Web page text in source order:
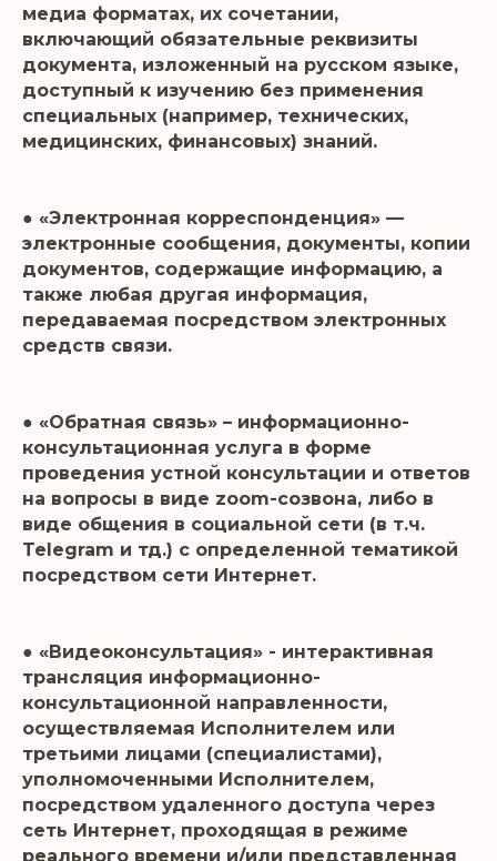
медиа форматах, их сочетании,
включающий обязательные реквизиты
документа, изложенный на русском языке,
доступный к изучению без применения
специальных (например, технических,
медицинских, финансовых) знаний.
● «Электронная корреспонденция» —
электронные сообщения, документы, копии
документов, содержащие информацию, а
также любая другая информация,
передаваемая посредством электронных
средств связи.
● «Обратная связь» – информационно-
консультационная услуга в форме
проведения устной консультации и ответов
на вопросы в виде zoom-созвона, либо в
виде общения в социальной сети (в т.ч.
Telegram и тд.) с определенной тематикой
посредством сети Интернет.
● «Видеоконсультация» - интерактивная
трансляция информационно-
консультационной направленности,
осуществляемая Исполнителем или
третьими лицами (специалистами),
уполномоченными Исполнителем,
посредством удаленного доступа через
сеть Интернет, проходящая в режиме
реального времени и/или представленная